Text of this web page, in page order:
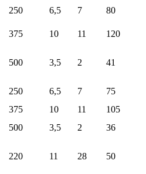
250 6,5 7
80
375 10 11
120
500 3,5 2 41
250 6,5 7
75
375 10 11
105
500 3,5 2
36
220 11 28 50